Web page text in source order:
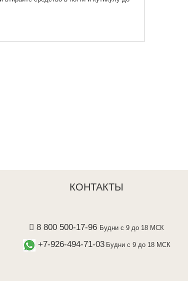
КОНТАКТЫ
8 800 500-17-96 Будни с 9 до 18 МСК
+7-926-494-71-03 Будни с 9 до 18 МСК